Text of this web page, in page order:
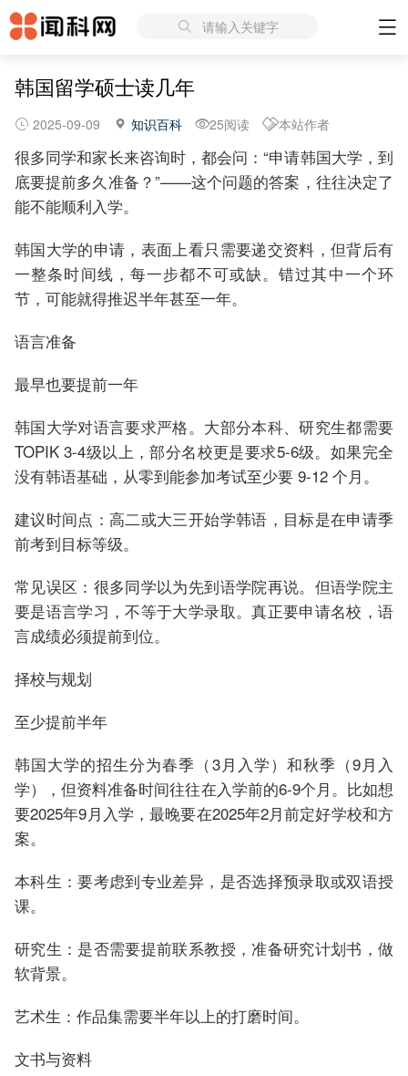
请输入关键字
韩国留学硕士读几年
2025-09-09 知识百科 25阅读 本站作者
很多同学和家长来咨询时，都会问：“申请韩国大学，到
底要提前多久准备？”——这个问题的答案，往往决定了
能不能顺利入学。
韩国大学的申请，表面上看只需要递交资料，但背后有
一整条时间线，每一步都不可或缺。错过其中一个环
节，可能就得推迟半年甚至一年。
语言准备
最早也要提前一年
韩国大学对语言要求严格。大部分本科、研究生都需要
TOPIK 3-4级以上，部分名校更是要求5-6级。如果完全
没有韩语基础，从零到能参加考试至少要 9-12 个月。
建议时间点：高二或大三开始学韩语，目标是在申请季
前考到目标等级。
常见误区：很多同学以为先到语学院再说。但语学院主
要是语言学习，不等于大学录取。真正要申请名校，语
言成绩必须提前到位。
择校与规划
至少提前半年
韩国大学的招生分为春季（3月入学）和秋季（9月入
学），但资料准备时间往往在入学前的6-9个月。比如想
要2025年9月入学，最晚要在2025年2月前定好学校和方
案。
本科生：要考虑到专业差异，是否选择预录取或双语授
课。
研究生：是否需要提前联系教授，准备研究计划书，做
软背景。
艺术生：作品集需要半年以上的打磨时间。
文书与资料